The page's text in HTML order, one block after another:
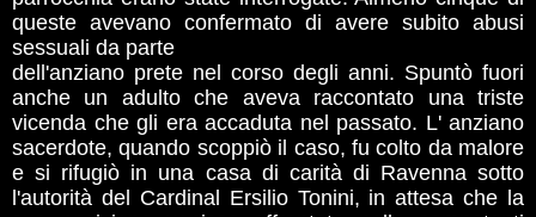
queste avevano confermato di avere subito abusi
sessuali da parte
dell'anziano prete nel corso degli anni. Spuntò fuori
anche un adulto che aveva raccontato una triste
vicenda che gli era accaduta nel passato. L' anziano
sacerdote, quando scoppiò il caso, fu colto da malore
e si rifugiò in una casa di carità di Ravenna sotto
l'autorità del Cardinal Ersilio Tonini, in attesa che la